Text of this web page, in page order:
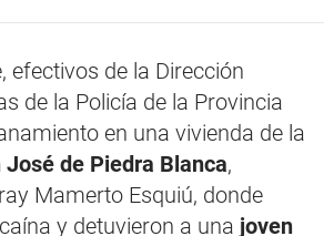
efectivos de la Dirección
de la Policía de la Provincia
en una vivienda de la
José de Piedra Blanca,
Mamerto Esquiú, donde
y detuvieron a una joven